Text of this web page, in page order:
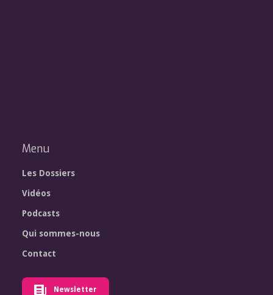
Menu
Les Dossiers
Vidéos
Podcasts
Qui sommes-nous
Contact
Newsletter